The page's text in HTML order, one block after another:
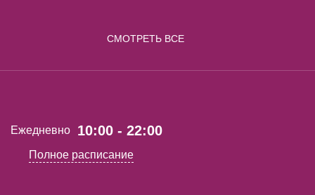
СМОТРЕТЬ ВСЕ
Ежедневно 10:00 - 22:00
Полное расписание